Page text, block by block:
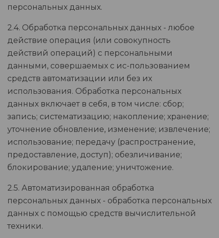
персональных данных.
2.4. Обработка персональных данных - любое
действие операция (или совокупность
действий операций) с персональными
данными, совершаемых с ис-пользованием
средств автоматизации или без их
использования. Обработка персональных
данных включает в себя, в том числе: сбор;
запись; систематизацию; накопление; хранение;
уточнение обновление, изменение; извлечение;
использование; передачу (распространение,
предоставление, доступ); обезличивание;
блокирование; удаление; уничтожение.
2.5. Автоматизированная обработка
персональных данных - обработка персональных
данных с помощью средств вычислительной
техники.